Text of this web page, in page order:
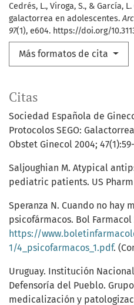
Cedrés, L., Viroga, S., & García,
galactorrea en adolescentes.
97(1), e604. https://doi.org/
Más formatos de cita
Citas
Sociedad Española de
Protocolos SEGO:
Obstet Ginecol 2004;
Saljoughian M. Atypical
pediatric patients. US Pharm
Speranza N. Cuando no hay
psicofármacos. Bol Farmacol
https://
1/4_psicofarmacos_1.pdf.
Uruguay. Institución
Defensoría del Pueblo.
medicalización y